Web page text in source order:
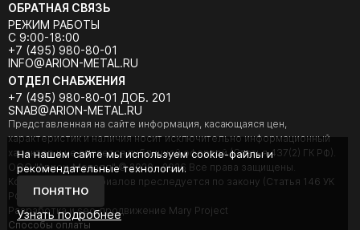
ОБРАТНАЯ СВЯЗЬ
РЕЖИМ РАБОТЫ
С 9:00-18:00
+7 (495) 980-80-01
INFO@ARION-METAL.RU
ОТДЕЛ СНАБЖЕНИЯ
+7 (495) 980-80-01 ДОБ. 201
SNAB@ARION-METAL.RU
Представленная на сайте информация, касающаяся цен,
характеристик и наличия носит исключительно информационный
характер и не является публичной офертой (Статья 437(2) ГК РФ).
ООО "Арион-Металл" © 2020 - 2026 Все права защищены.
Копирование материалов преследуется по закону (Статья 146 УК
РФ).
Разработка и seo-продвижение Mary Project
Cпособы оплаты
На нашем сайте мы используем cookie-файлы и
рекомендательные технологии.
ПОНЯТНО
Узнать подробнее